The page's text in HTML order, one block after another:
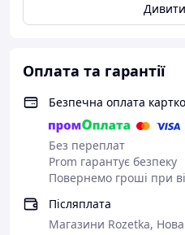
Оплата та гарантії
Безпечна оплата
Без переплат
Prom гарантує безпеку
Повернемо гроші при
Післяплата
Магазини Rozetka,